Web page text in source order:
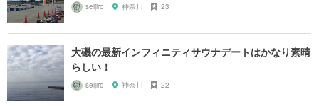
seijiro 神奈川 23
大磯の最新インフィニティサウナデートはかなり素晴
らしい！
seijiro 神奈川 22